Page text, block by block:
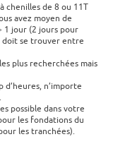
chenilles de 8 ou 11T
avez moyen de
1 jour (2 jours pour
doit se trouver entre
plus recherchées mais
n’importe
possible dans votre
les fondations du
les tranchées).